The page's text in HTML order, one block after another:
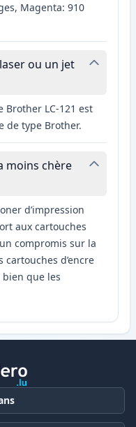
Magenta: 910
ou un jet
Brother LC-121 est
de type Brother.
moins chère
d’impression
aux cartouches
compromis sur la
d’encre
que les